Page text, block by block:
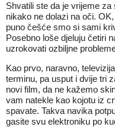
Shvatili ste da je vrijeme
nikako ne dolazi na oči.
puno češće smo si sami
Posebno loše djeluju četiri
uzrokovati ozbiljne
Kao prvo, naravno,
terminu, pa usput i dvije tri
novi film, da ne kažemo
vam natekle kao kojotu iz
spavate. Takva navika
gasite svu elektroniku po